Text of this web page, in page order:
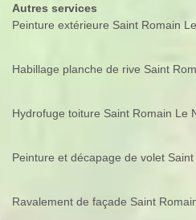
Autres services
Peinture extérieure Saint Romain
Habillage planche de rive Saint
Hydrofuge toiture Saint Romain Le
Peinture et décapage de volet
Ravalement de façade Saint